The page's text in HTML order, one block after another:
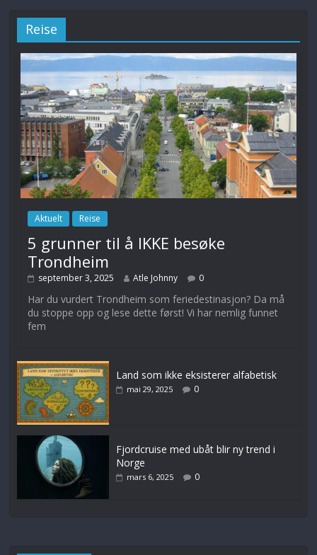
Reise
Aktuelt Reise
5 grunner til å IKKE besøke
Trondheim
september 3, 2025 Atle Johnny 0
Har du vurdert Trondheim som feriedestinasjon? Da må
du stoppe opp og lese dette først! Vi har nemlig funnet
fem
Land som ikke eksisterer alfabetisk
mai 29, 2025 0
Fjordcruise med ubåt blir ny trend i
Norge
mars 6, 2025 0